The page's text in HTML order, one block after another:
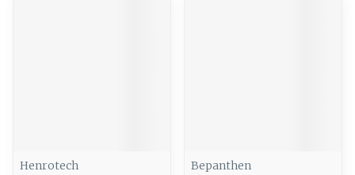
Henrotech
Bepanthen